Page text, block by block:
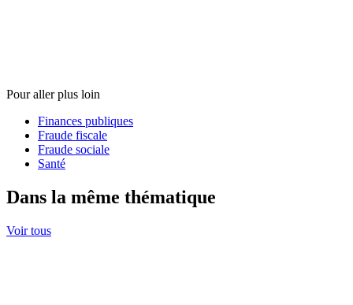
Pour aller plus loin
Finances publiques
Fraude fiscale
Fraude sociale
Santé
Dans la même thématique
Voir tous